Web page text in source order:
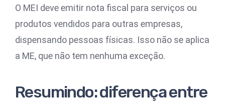
O MEI deve emitir nota fiscal para serviços ou
produtos vendidos para outras empresas,
dispensando pessoas físicas. Isso não se aplica
a ME, que não tem nenhuma exceção.
Resumindo: diferença entre